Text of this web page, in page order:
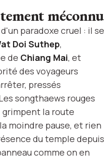
méconnu
paradoxe cruel : il se
Doi Suthep,
de Chiang Mai, et
des voyageurs
pressés
songthaews rouges
la route
moindre pause, et rien
du temple depuis
comme on en